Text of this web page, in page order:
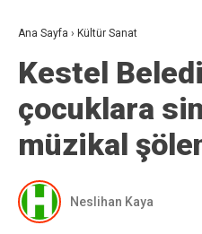
Ana Sayfa › Kültür Sanat
Kestel
çocuklara
müzikal
Neslihan Kaya